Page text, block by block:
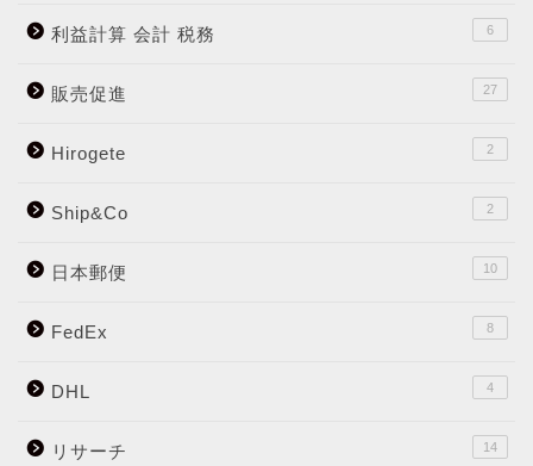
利益計算 会計 税務 6
販売促進 27
Hirogete 2
Ship&Co 2
日本郵便 10
FedEx 8
DHL 4
リサーチ 14